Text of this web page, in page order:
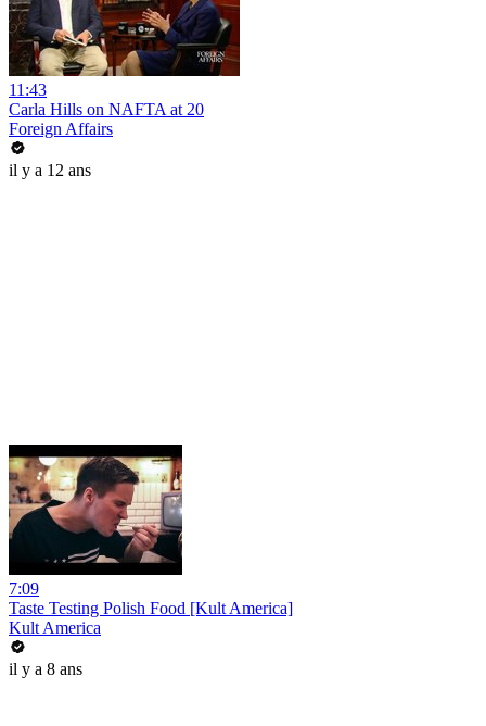
11:43
Carla Hills on NAFTA at 20
Foreign Affairs
il y a 12 ans
7:09
Taste Testing Polish Food [Kult America]
Kult America
il y a 8 ans